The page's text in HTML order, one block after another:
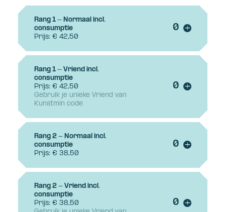
Rang 1 - Normaal incl.
consumptie
Prijs: € 42,50
+Voeg
Rang 1 - Vriend incl.
consumptie
Prijs: € 42,50
Gebruik je unieke Vriend van
Kunstmin code
+Voeg
Rang 2 - Normaal incl.
consumptie
Prijs: € 38,50
+Voeg
Rang 2 - Vriend incl.
consumptie
Prijs: € 38,50
+Voeg